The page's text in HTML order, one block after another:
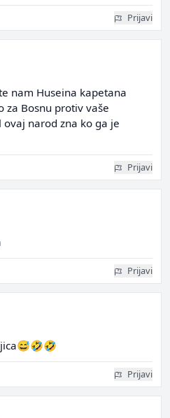
Prijavi
nam Huseina kapetana
za Bosnu protiv vaše
narod zna ko ga je
Prijavi
Prijavi
Prijavi